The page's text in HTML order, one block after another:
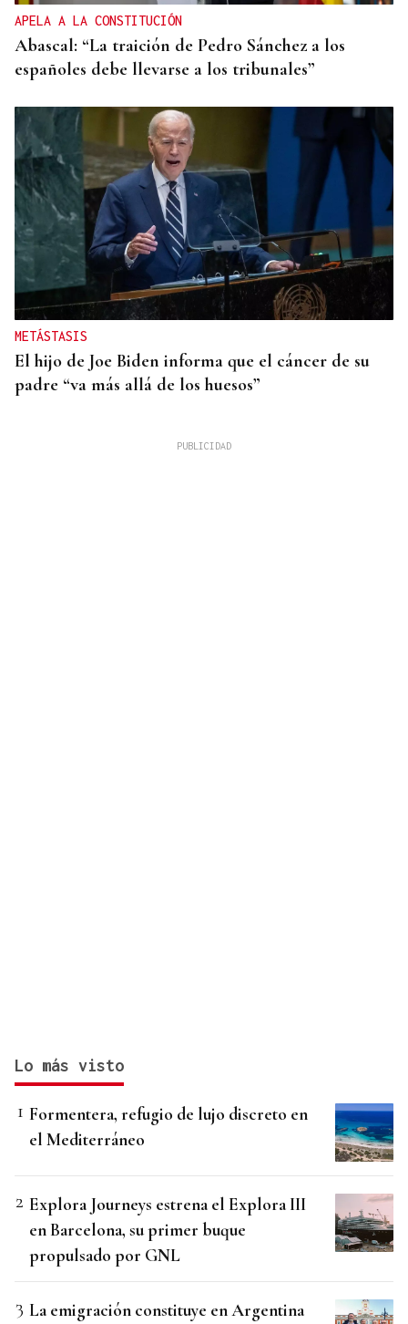
APELA A LA CONSTITUCIÓN
Abascal: “La traición de Pedro Sánchez a los
españoles debe llevarse a los tribunales”
METÁSTASIS
El hijo de Joe Biden informa que el cáncer de su
padre “va más allá de los huesos”
Lo más visto
Formentera, refugio de lujo discreto en
el Mediterráneo
Explora Journeys estrena el Explora III
en Barcelona, su primer buque
propulsado por GNL
La emigración constituye en Argentina